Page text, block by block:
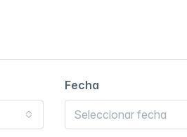
Fecha